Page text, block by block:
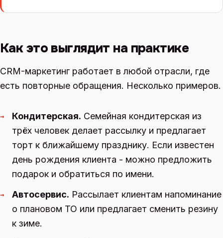
Как это выглядит на практике
CRM-маркетинг работает в любой отрасли, где
есть повторные обращения. Несколько примеров.
→ Кондитерская. Семейная кондитерская из
трёх человек делает рассылку и предлагает
торт к ближайшему празднику. Если известен
день рождения клиента - можно предложить
подарок и обратиться по имени.
→ Автосервис. Рассылает клиентам напоминание
о плановом ТО или предлагает сменить резину
к зиме.